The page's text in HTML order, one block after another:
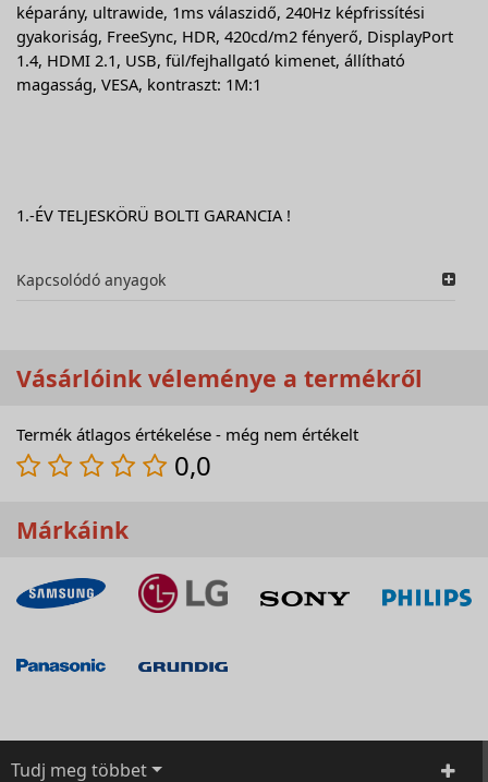
képarány, ultrawide, 1ms válaszidő, 240Hz képfrissítési
gyakoriság, FreeSync, HDR, 420cd/m2 fényerő, DisplayPort
1.4, HDMI 2.1, USB, fül/fejhallgató kimenet, állítható
magasság, VESA, kontraszt: 1M:1
1.-ÉV TELJESKÖRÜ BOLTI GARANCIA !
Kapcsolódó anyagok
Vásárlóink véleménye a termékről
Termék átlagos értékelése - még nem értékelt
0,0
Márkáink
Tudj meg többet